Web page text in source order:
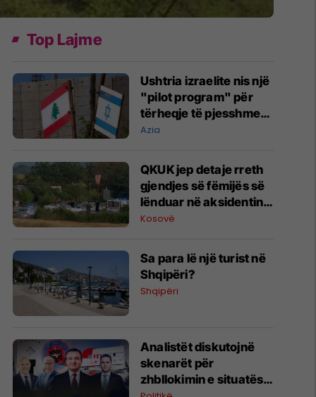
Top Lajme
Ushtria izraelite nis një
"pilot program" për
tërheqje të pjesshme
në Liban
Azia
QKUK jep detaje rreth
gjendjes së fëmijës së
lënduar në aksidentin
në Istog
Kosovë
Sa para lë një turist në
Shqipëri?
Shqipëri
Analistët diskutojnë
skenarët për
zhbllokimin e situatës